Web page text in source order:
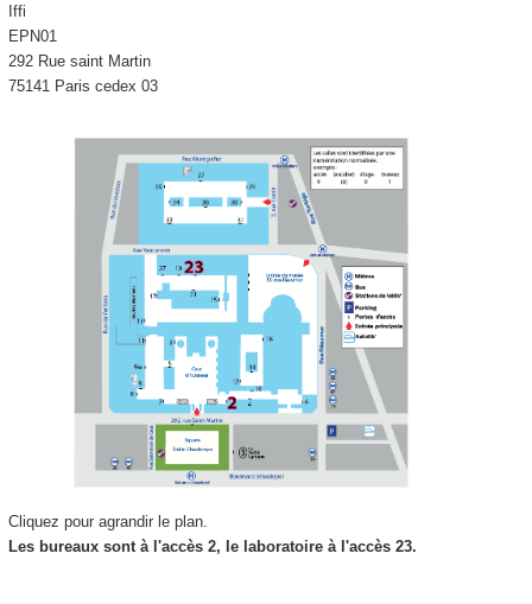
Iffi
EPN01
292 Rue saint Martin
75141 Paris cedex 03
Cliquez pour agrandir le plan.
Les bureaux sont à l'accès 2, le laboratoire à l'accès 23.